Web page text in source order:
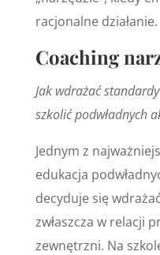
racjonalne działanie.
Coaching
Jak wdrażać
szkolić podwładnych
Jednym z
edukacja
decyduje się
zwłaszcza w relacji
zewnętrzni. Na